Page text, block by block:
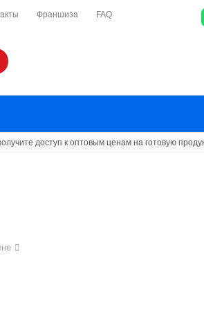
Франшиза FAQ
доступ к оптовым ценам на готовую